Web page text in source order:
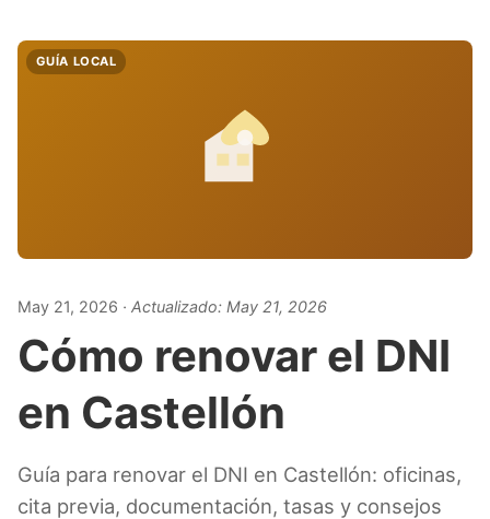
GUÍA LOCAL
May 21, 2026 · Actualizado: May 21, 2026
Cómo renovar el DNI
en Castellón
Guía para renovar el DNI en Castellón: oficinas,
cita previa, documentación, tasas y consejos